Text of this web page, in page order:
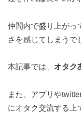
仲間内で盛り上がっ
さを感じてしまうで
本記事では、 オタク
また、アプリや
にオタク交流する上